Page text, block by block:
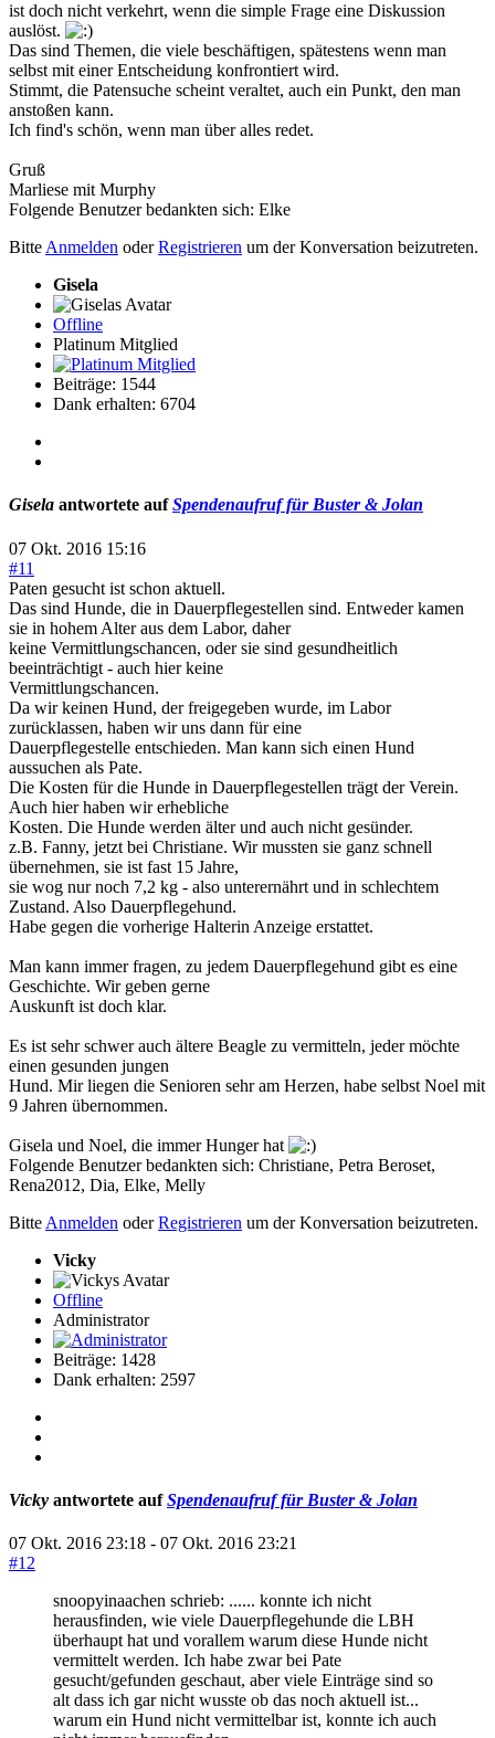
ist doch nicht verkehrt, wenn die simple Frage eine Diskussion
auslöst.
Das sind Themen, die viele beschäftigen, spätestens wenn man
selbst mit einer Entscheidung konfrontiert wird.
Stimmt, die Patensuche scheint veraltet, auch ein Punkt, den man
anstoßen kann.
Ich find's schön, wenn man über alles redet.
Gruß
Marliese mit Murphy
Folgende Benutzer bedankten sich: Elke
Bitte Anmelden oderRegistrieren um der Konversation beizutreten.
Gisela
Offline
Platinum Mitglied
Beiträge: 1544
Dank erhalten: 6704
Gisela antwortete aufSpendenaufruf für Buster & Jolan
07 Okt. 2016 15:16
#11
Paten gesucht ist schon aktuell.
Das sind Hunde, die in Dauerpflegestellen sind. Entweder kamen
sie in hohem Alter aus dem Labor, daher
keine Vermittlungschancen, oder sie sind gesundheitlich
beeinträchtigt - auch hier keine
Vermittlungschancen.
Da wir keinen Hund, der freigegeben wurde, im Labor
zurücklassen, haben wir uns dann für eine
Dauerpflegestelle entschieden. Man kann sich einen Hund
aussuchen als Pate.
Die Kosten für die Hunde in Dauerpflegestellen trägt der Verein.
Auch hier haben wir erhebliche
Kosten. Die Hunde werden älter und auch nicht gesünder.
z.B. Fanny, jetzt bei Christiane. Wir mussten sie ganz schnell
übernehmen, sie ist fast 15 Jahre,
sie wog nur noch 7,2 kg - also unterernährt und in schlechtem
Zustand. Also Dauerpflegehund.
Habe gegen die vorherige Halterin Anzeige erstattet.
Man kann immer fragen, zu jedem Dauerpflegehund gibt es eine
Geschichte. Wir geben gerne
Auskunft ist doch klar.
Es ist sehr schwer auch ältere Beagle zu vermitteln, jeder möchte
einen gesunden jungen
Hund. Mir liegen die Senioren sehr am Herzen, habe selbst Noel mit
9 Jahren übernommen.
Gisela und Noel, die immer Hunger hat
Folgende Benutzer bedankten sich: Christiane, Petra Beroset,
Rena2012, Dia, Elke, Melly
Bitte Anmelden oderRegistrieren um der Konversation beizutreten.
Vicky
Offline
Administrator
Beiträge: 1428
Dank erhalten: 2597
Vicky antwortete aufSpendenaufruf für Buster & Jolan
07 Okt. 2016 23:18 - 07 Okt. 2016 23:21
#12
snoopyinaachen schrieb: ...... konnte ich nicht
herausfinden, wie viele Dauerpflegehunde die LBH
überhaupt hat und vorallem warum diese Hunde nicht
vermittelt werden. Ich habe zwar bei Pate
gesucht/gefunden geschaut, aber viele Einträge sind so
alt dass ich gar nicht wusste ob das noch aktuell ist...
warum ein Hund nicht vermittelbar ist, konnte ich auch